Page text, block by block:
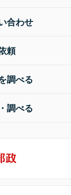
合わせ
頼
調べる
調べる